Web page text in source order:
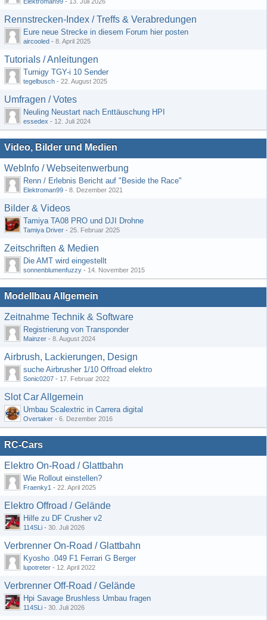
Rennstrecken-Index / Treffs & Verabredungen
Eure neue Strecke in diesem Forum hier posten
aircooled - 8. April 2025
Tutorials / Anleitungen
Turnigy TGY-i 10 Sender
tegelbusch - 22. August 2025
Umfragen / Votes
Neuling Neustart nach Enttäuschung HPI
essedex - 12. Juli 2024
Video, Bilder und Medien
WebInfo / Webseitenwerbung
Renn / Erlebnis Bericht auf "Beside the Race"
Elektroman99 - 8. Dezember 2021
Bilder & Videos
Tamiya TA08 PRO und DJI Drohne
Tamiya Driver - 25. Februar 2025
Zeitschriften & Medien
Die AMT wird eingestellt
sonnenblumenfuzzy - 14. November 2015
Modellbau Allgemein
Zeitnahme Technik & Software
Registrierung von Transponder
Mainzer - 8. August 2024
Airbrush, Lackierungen, Design
suche Airbrusher 1/10 Offroad elektro
Sonic0207 - 17. Februar 2022
Slot Car Allgemein
Umbau Scalextric in Carrera digital
Overtaker - 6. Dezember 2016
RC-Cars
Elektro On-Road / Glattbahn
Wie Rollout einstellen?
Fraenky1 - 22. April 2025
Elektro Offroad / Gelände
Hilfe zu DF Crusher v2
114SLi - 30. Juli 2026
Verbrenner On-Road / Glattbahn
Kyosho .049 F1 Ferrari G Berger
lupotreter - 12. April 2022
Verbrenner Off-Road / Gelände
Hpi Savage Brushless Umbau fragen
114SLi - 30. Juli 2026